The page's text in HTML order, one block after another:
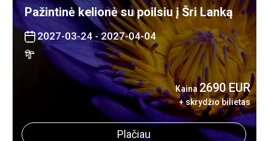
Pažintinė kelionė su poilsiu į Šri Lanką
2027-03-24 - 2027-04-04
Kaina 2690 EUR
+ skrydžio bilietas
Plačiau